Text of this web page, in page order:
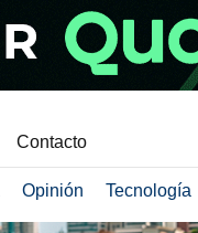
Contacto
Opinión Tecnología